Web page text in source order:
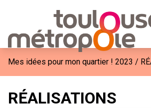
Mes idées pour mon quartier ! 2023 /
RÉALISATIONS